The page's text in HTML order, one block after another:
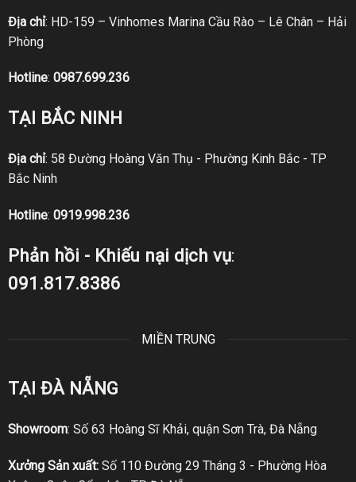
Địa chỉ: HD-159 – Vinhomes Marina Cầu Rào – Lê Chân – Hải
Phòng
Hotline: 0987.699.236
TẠI BẮC NINH
Địa chỉ: 58 Đường Hoàng Văn Thụ - Phường Kinh Bắc - TP
Bắc Ninh
Hotline: 0919.998.236
Phản hồi - Khiếu nại dịch vụ:
091.817.8386
MIỀN TRUNG
TẠI ĐÀ NẴNG
Showroom: Số 63 Hoàng Sĩ Khải, quận Sơn Trà, Đà Nẵng
Xưởng Sản xuất:Số 110 Đường 29 Tháng 3 - Phường Hòa